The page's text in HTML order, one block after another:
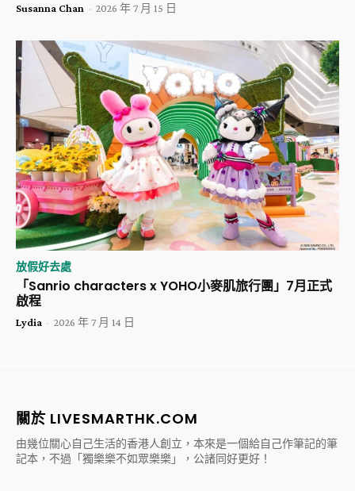
Susanna Chan - 2026 年 7 月 15 日
放假好去處
「Sanrio characters x YOHO小麥肌旅行團」7月正式
啟程
Lydia - 2026 年 7 月 14 日
關於 LIVESMARTHK.COM
由幾位關心自己生活的香港人創立，本來是一個給自己作筆記的筆
記本，不過「獨樂樂不如眾樂樂」，公諸同好更好！